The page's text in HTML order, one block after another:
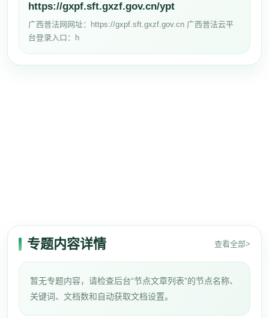
https://gxpf.sft.gxzf.gov.cn/ypt
广西普法网网址：https://gxpf.sft.gxzf.gov.cn 广西普法云平
台登录入口：h
专题内容详情 查看全部>
暂无专题内容，请检查后台“节点文章列表”的节点名称、
关键词、文档数和自动获取文档设置。